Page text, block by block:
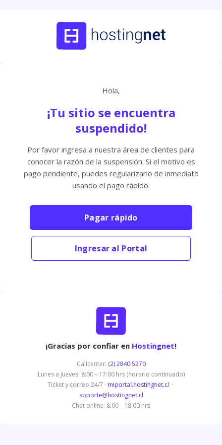
Hola,
¡Tu sitio se encuentra
suspendido!
Por favor ingresa a nuestra área de clientes para
conocer la razón de la suspensión. Si el motivo es
pago pendiente, puedes regularizarlo de inmediato
usando el pago rápido.
Pagar rápido
Ingresar al Portal
¡Gracias por confiar en Hostingnet!
Callcenter: (2) 2840 5270
Lunes a Jueves: 8:00 – 17:00 hrs (horario continuado)
Ticket y correo 24/7 · miportal.hostingnet.cl ·
soporte@hostingnet.cl
Chat online: 8:00 – 18:00 hrs